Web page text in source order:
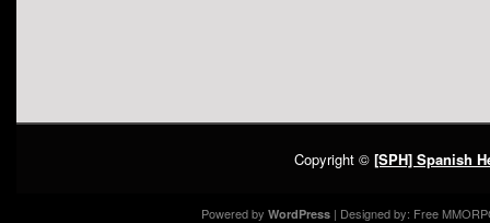
Copyright © [SPH] Spanish
Powered by WordPress | Designed by: Free